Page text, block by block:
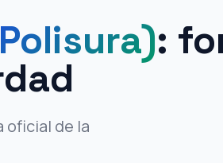
:
oficial de la